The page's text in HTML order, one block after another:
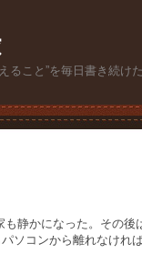
ること”を毎日書き続け
静かになった。その後
ソコンから離れなけれ